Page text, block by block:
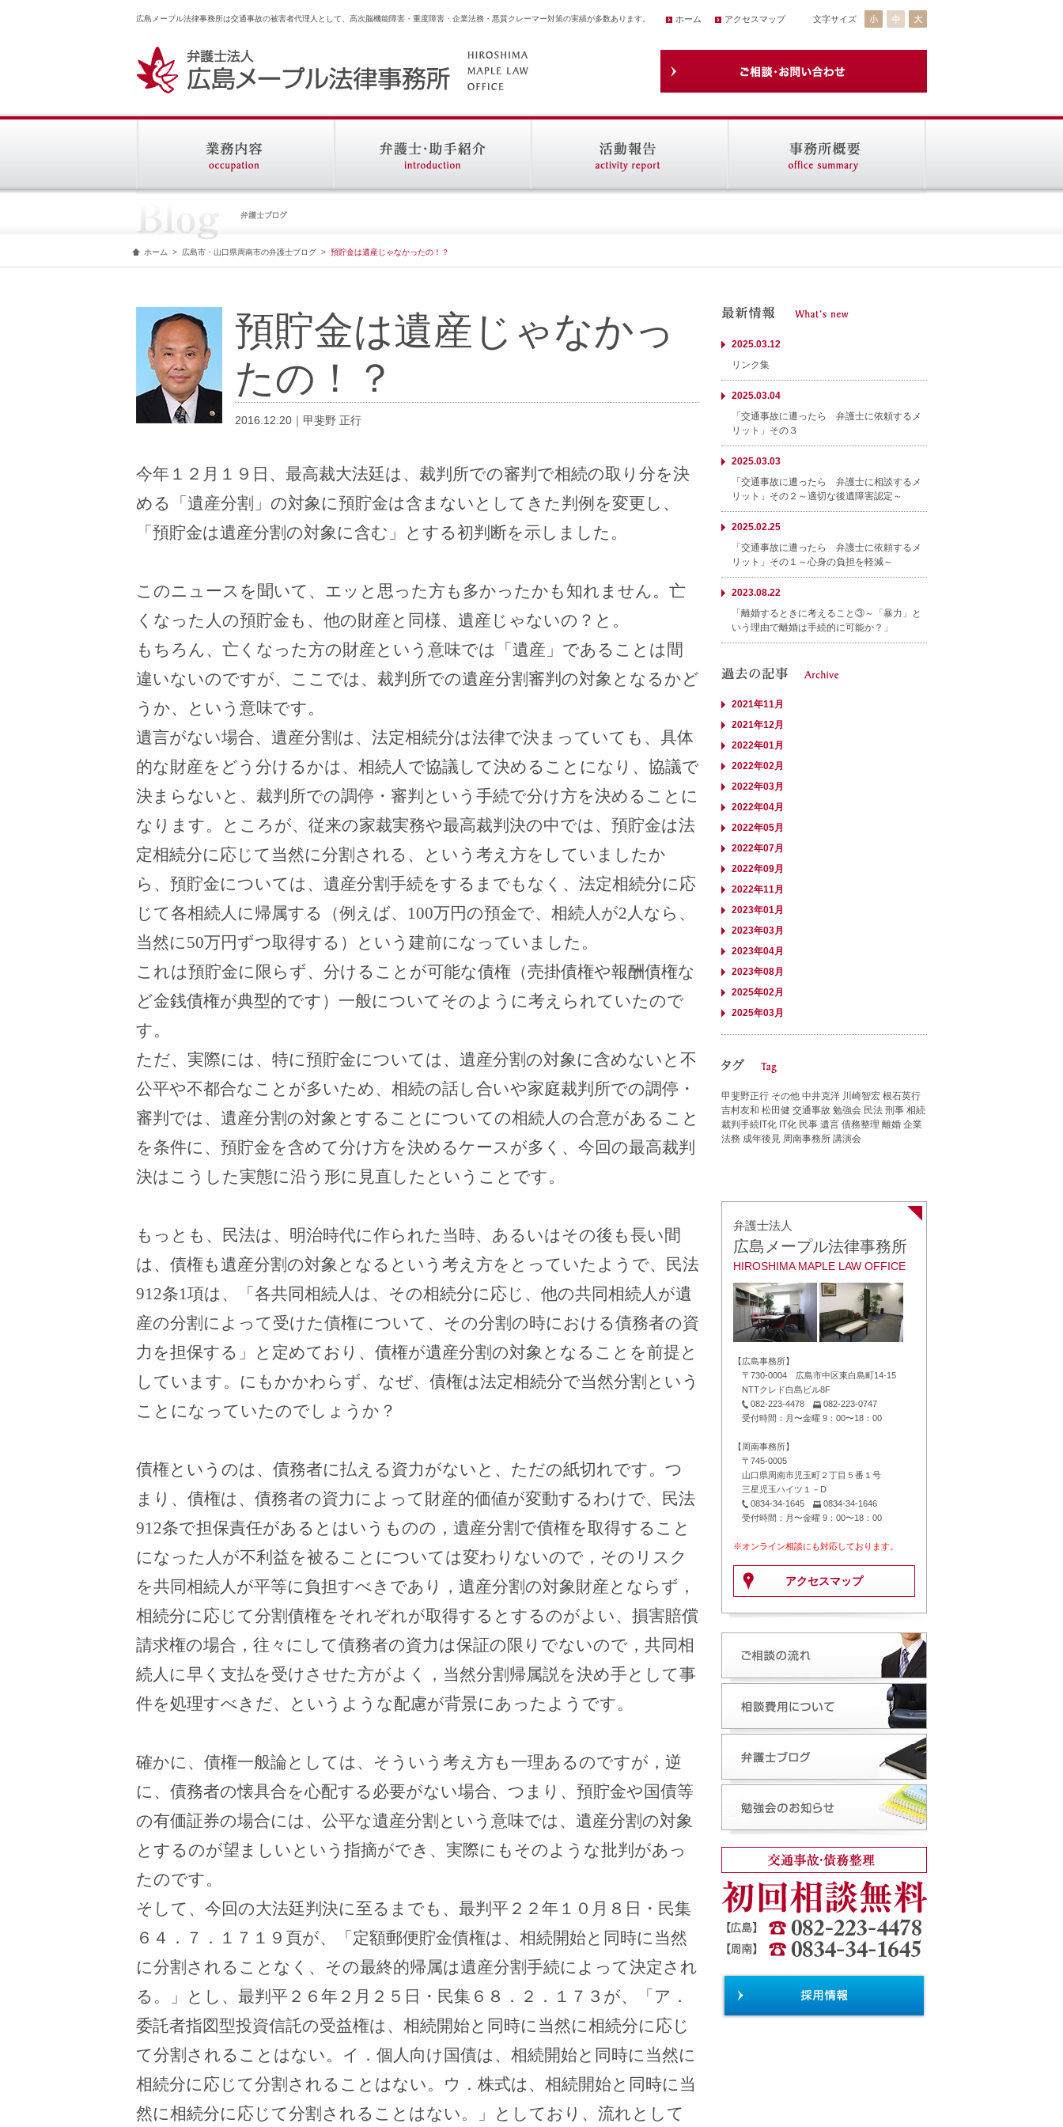
広島メープル法律事務所は交通事故の被害者代理人として、高次脳機能障害・重度障害・企業法務・悪質クレーマー対策の実績が多数あります。 ホーム アクセスマップ 文字サイズ
ホーム > 広島市・山口県周南市の弁護士ブログ > 預貯金は遺産じゃなかったの！？
預貯金は遺産じゃなかっ
たの！？
2016.12.20｜甲斐野 正行
今年１２月１９日、最高裁大法廷は、裁判所での審判で相続の取り分を決
める「遺産分割」の対象に預貯金は含まないとしてきた判例を変更し、
「預貯金は遺産分割の対象に含む」とする初判断を示しました。
このニュースを聞いて、エッと思った方も多かったかも知れません。亡
くなった人の預貯金も、他の財産と同様、遺産じゃないの？と。
もちろん、亡くなった方の財産という意味では「遺産」であることは間
違いないのですが、ここでは、裁判所での遺産分割審判の対象となるかど
うか、という意味です。
遺言がない場合、遺産分割は、法定相続分は法律で決まっていても、具体
的な財産をどう分けるかは、相続人で協議して決めることになり、協議で
決まらないと、裁判所での調停・審判という手続で分け方を決めることに
なります。ところが、従来の家裁実務や最高裁判決の中では、預貯金は法
定相続分に応じて当然に分割される、という考え方をしていましたか
ら、預貯金については、遺産分割手続をするまでもなく、法定相続分に応
じて各相続人に帰属する（例えば、 100万円の預金で、相続人が2人なら、
当然に50万円ずつ取得する）という建前になっていました。
これは預貯金に限らず、分けることが可能な債権（売掛債権や報酬債権な
ど金銭債権が典型的です）一般についてそのように考えられていたので
す。
ただ、実際には、特に預貯金については、遺産分割の対象に含めないと不
公平や不都合なことが多いため、相続の話し合いや家庭裁判所での調停・
審判では、遺産分割の対象とすることについての相続人の合意があること
を条件に、預貯金を含めて分け方を決めるケースが多く、今回の最高裁判
決はこうした実態に沿う形に見直したということです。
もっとも、民法は、明治時代に作られた当時、あるいはその後も長い間
は、債権も遺産分割の対象となるという考え方をとっていたようで、民法
912条1項は、「各共同相続人は、その相続分に応じ、他の共同相続人が遺
産の分割によって受けた債権について、その分割の時における債務者の資
力を担保する」と定めており、債権が遺産分割の対象となることを前提と
しています。にもかかわらず、なぜ、債権は法定相続分で当然分割という
ことになっていたのでしょうか？
債権というのは、債務者に払える資力がないと、ただの紙切れです。つ
まり、債権は、債務者の資力によって財産的価値が変動するわけで、民法
912条で担保責任があるとはいうものの，遺産分割で債権を取得すること
になった人が不利益を被ることについては変わりないので，そのリスク
を共同相続人が平等に負担すべきであり，遺産分割の対象財産とならず，
相続分に応じて分割債権をそれぞれが取得するとするのがよい、損害賠償
請求権の場合，往々にして債務者の資力は保証の限りでないので，共同相
続人に早く支払を受けさせた方がよく，当然分割帰属説を決め手として事
件を処理すべきだ、というような配慮が背景にあったようです。
確かに、債権一般論としては、そういう考え方も一理あるのですが，逆
に、債務者の懐具合を心配する必要がない場合、つまり、預貯金や国債等
の有価証券の場合には、公平な遺産分割という意味では、遺産分割の対象
とするのが望ましいという指摘ができ、実際にもそのような批判があっ
たのです。
そして、今回の大法廷判決に至るまでも、最判平２２年１０月８日・民集
６４．７．１７１９頁が、「定額郵便貯金債権は、相続開始と同時に当然
に分割されることなく、その最終的帰属は遺産分割手続によって決定され
る。」とし、最判平２６年２月２５日・民集６８．２．１７３が、「ア．
委託者指図型投資信託の受益権は、相続開始と同時に当然に相続分に応じ
て分割されることはない。イ．個人向け国債は、相続開始と同時に当然に
相続分に応じて分割されることはない。ウ．株式は、相続開始と同時に当
然に相続分に応じて分割されることはない。」としており、流れとして
2025.03.12
リンク集
2025.03.04
「交通事故に遭ったら 弁護士に依頼するメ
リット」その３
2025.03.03
「交通事故に遭ったら 弁護士に相談するメ
リット」その２～適切な後遺障害認定～
2025.02.25
「交通事故に遭ったら 弁護士に依頼するメ
リット」その１～心身の負担を軽減～
2023.08.22
「離婚するときに考えること③～「暴力」と
いう理由で離婚は手続的に可能か？」
2021年11月
2021年12月
2022年01月
2022年02月
2022年03月
2022年04月
2022年05月
2022年07月
2022年09月
2022年11月
2023年01月
2023年03月
2023年04月
2023年08月
2025年02月
2025年03月
甲斐野正行 その他 中井克洋 川崎智宏 根石英行
吉村友和 松田健 交通事故 勉強会 民法 刑事 相続
裁判手続IT化 IT化 民事 遺言 債務整理 離婚 企業
法務 成年後見 周南事務所 講演会
弁護士法人
広島メープル法律事務所
HIROSHIMA MAPLE LAW OFFICE
【広島事務所】
〒730-0004 広島市中区東白島町14-15
NTTクレド白島ビル8F
082-223-4478
082-223-0747
受付時間：月〜金曜 9：00〜18：00
【周南事務所】
〒745-0005
山口県周南市児玉町２丁目５番１号
三星児玉ハイツ１－D
0834-34-1645
0834-34-1646
受付時間：月〜金曜 9：00〜18：00
※オンライン相談にも対応しております。
アクセスマップ